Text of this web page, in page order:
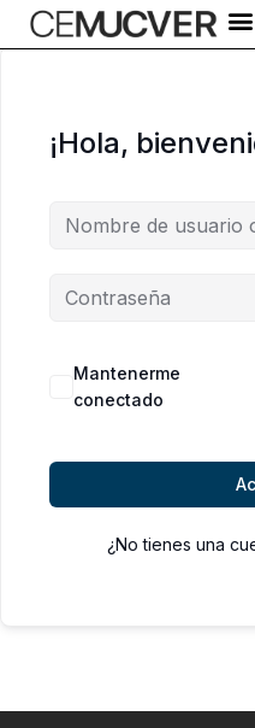
al
¡Hola,
Alternative:
Mantenerme
conectado
¿No tienes una